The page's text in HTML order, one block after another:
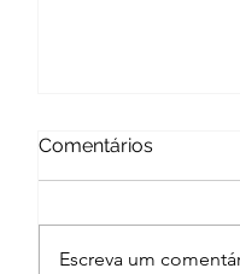
Comentários
Escreva um